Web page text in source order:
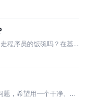
术的极限，但问题是，
程序员的饭碗吗？在基
人类和 AI 的关系？
，希望用一个干净、统